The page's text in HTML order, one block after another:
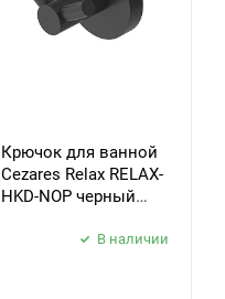
Крючок для ванной
Cezares Relax RELAX-
HKD-NOP черный
В наличии